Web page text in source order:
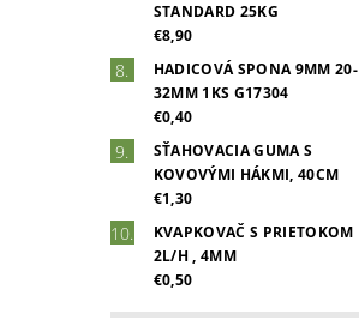
STANDARD 25KG
€8,90
HADICOVÁ SPONA 9MM 20-
32MM 1KS G17304
€0,40
SŤAHOVACIA GUMA S
KOVOVÝMI HÁKMI, 40CM
€1,30
KVAPKOVAČ S PRIETOKOM
2L/H , 4MM
€0,50